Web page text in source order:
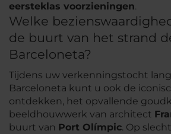
eersteklas voorzieningen.
Welke
de buurt van het strand
Barceloneta?
Tijdens uw verkenningstocht
Barceloneta kunt u ook de
ontdekken, het opvallende
beeldhouwwerk van architect
buurt van Port Olímpic. Op